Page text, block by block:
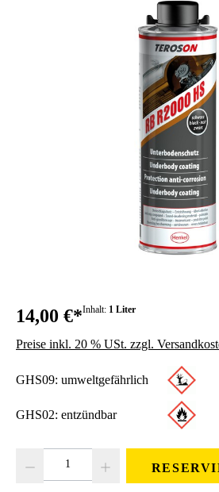
14,00 €*Inhalt: 1 Liter
Preise inkl. 20 % USt. zzgl.
GHS09: umweltgefährlich
GHS02: entzündbar